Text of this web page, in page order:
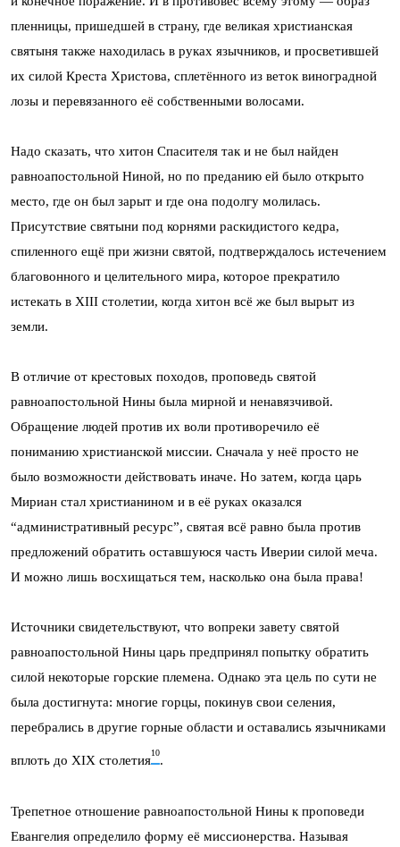
пленницы, пришедшей в страну, где великая христианская
святыня также находилась в руках язычников, и просветившей
их силой Креста Христова, сплетённого из веток виноградной
лозы и перевязанного её собственными волосами.
Надо сказать, что хитон Спасителя так и не был найден
равноапостольной Ниной, но по преданию ей было открыто
место, где он был зарыт и где она подолгу молилась.
Присутствие святыни под корнями раскидистого кедра,
спиленного ещё при жизни святой, подтверждалось истечением
благовонного и целительного мира, которое прекратило
истекать в XIII столетии, когда хитон всё же был вырыт из
земли.
В отличие от крестовых походов, проповедь святой
равноапостольной Нины была мирной и ненавязчивой.
Обращение людей против их воли противоречило её
пониманию христианской миссии. Сначала у неё просто не
было возможности действовать иначе. Но затем, когда царь
Мириан стал христианином и в её руках оказался
“административный ресурс”, святая всё равно была против
предложений обратить оставшуюся часть Иверии силой меча.
И можно лишь восхищаться тем, насколько она была права!
Источники свидетельствуют, что вопреки завету святой
равноапостольной Нины царь предпринял попытку обратить
силой некоторые горские племена. Однако эта цель по сути не
была достигнута: многие горцы, покинув свои селения,
перебрались в другие горные области и оставались язычниками
вплоть до XIX столетия
10
.
Трепетное отношение равноапостольной Нины к проповеди
Евангелия определило форму её миссионерства. Называя